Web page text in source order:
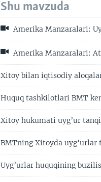
Shu mavzuda
Amerika Manzaralari:
Amerika Manzaralari:
Xitoy bilan iqtisodiy
Huquq tashkilotlari BMT
Xitoy hukumati uyg’ur
BMTning Xitoyda
Uyg’urlar huquqining